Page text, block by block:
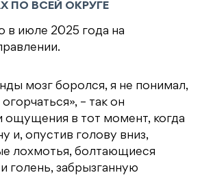
ПО ВСЕЙ ОКРУГЕ
в июле 2025 года на
мозг боролся, я не понимал,
– так он
ощущения в тот момент, когда
и, опустив голову вниз,
лохмотья, болтающиеся
голень, забрызганную